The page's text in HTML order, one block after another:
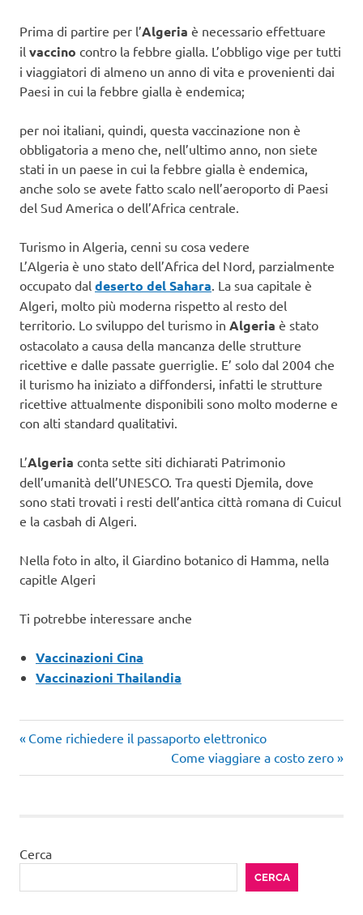
Prima di partire per l’Algeria è necessario effettuare
il vaccino contro la febbre gialla. L’obbligo vige per tutti
i viaggiatori di almeno un anno di vita e provenienti dai
Paesi in cui la febbre gialla è endemica;
per noi italiani, quindi, questa vaccinazione non è
obbligatoria a meno che, nell’ultimo anno, non siete
stati in un paese in cui la febbre gialla è endemica,
anche solo se avete fatto scalo nell’aeroporto di Paesi
del Sud America o dell’Africa centrale.
Turismo in Algeria, cenni su cosa vedere
L’Algeria è uno stato dell’Africa del Nord, parzialmente
occupato dal deserto del Sahara . La sua capitale è
Algeri, molto più moderna rispetto al resto del
territorio. Lo sviluppo del turismo in Algeria è stato
ostacolato a causa della mancanza delle strutture
ricettive e dalle passate guerriglie. E’ solo dal 2004 che
il turismo ha iniziato a diffondersi, infatti le strutture
ricettive attualmente disponibili sono molto moderne e
con alti standard qualitativi.
L’Algeria conta sette siti dichiarati Patrimonio
dell’umanità dell’UNESCO. Tra questi Djemila, dove
sono stati trovati i resti dell’antica città romana di Cuicul
e la casbah di Algeri.
Nella foto in alto, il Giardino botanico di Hamma, nella
capitle Algeri
Ti potrebbe interessare anche
Vaccinazioni Cina
Vaccinazioni Thailandia
Navigazione
articoli
Articolo
Come richiedere il passaporto elettronico
Articolo
successivo:
Come viaggiare a costo zero
Cerca
CERCA